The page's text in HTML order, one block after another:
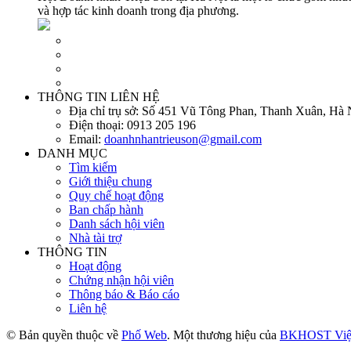
và hợp tác kinh doanh trong địa phương.
THÔNG TIN LIÊN HỆ
Địa chỉ trụ sở: Số 451 Vũ Tông Phan, Thanh Xuân, Hà
Điện thoại: 0913 205 196
Email: doanhnhantrieuson@gmail.com
DANH MỤC
Tìm kiếm
Giới thiệu chung
Quy chế hoạt động
Ban chấp hành
Danh sách hội viên
Nhà tài trợ
THÔNG TIN
Hoạt động
Chứng nhận hội viên
Thông báo & Báo cáo
Liên hệ
© Bản quyền thuộc về Phố Web. Một thương hiệu của BKHOST